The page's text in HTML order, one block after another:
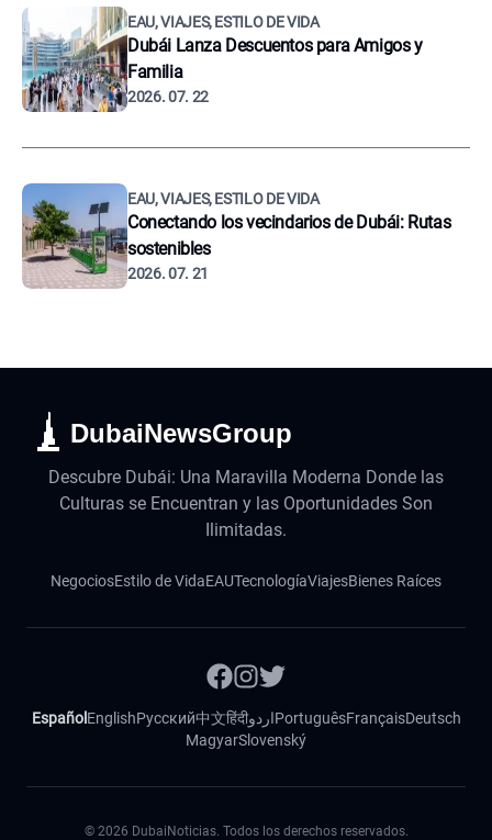
EAU, VIAJES, ESTILO DE VIDA
Dubái Lanza Descuentos para Amigos y
Familia
2026. 07. 22
EAU, VIAJES, ESTILO DE VIDA
Conectando los vecindarios de Dubái: Rutas
sostenibles
2026. 07. 21
DubaiNewsGroup
Descubre Dubái: Una Maravilla Moderna Donde las
Culturas se Encuentran y las Oportunidades Son
Ilimitadas.
NegociosEstilo de VidaEAUTecnologíaViajesBienes Raíces
Español EnglishРусский中文हिंदीاردوPortuguêsFrançaisDeutsch
MagyarSlovenský
© 2026 DubaiNoticias. Todos los derechos reservados.